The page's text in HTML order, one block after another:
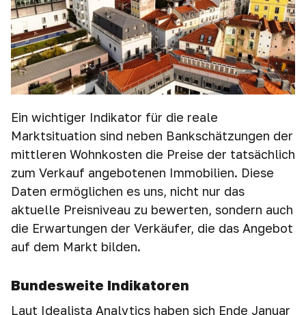
Ein wichtiger Indikator für die reale
Marktsituation sind neben Bankschätzungen der
mittleren Wohnkosten die Preise der tatsächlich
zum Verkauf angebotenen Immobilien. Diese
Daten ermöglichen es uns, nicht nur das
aktuelle Preisniveau zu bewerten, sondern auch
die Erwartungen der Verkäufer, die das Angebot
auf dem Markt bilden.
Bundesweite Indikatoren
Laut Idealista Analytics haben sich Ende Januar